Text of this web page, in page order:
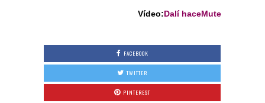
Vídeo:Dalí haceMute
FACEBOOK
TWITTER
PINTEREST